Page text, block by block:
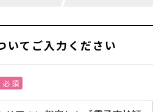
いてご入力ください
必 須